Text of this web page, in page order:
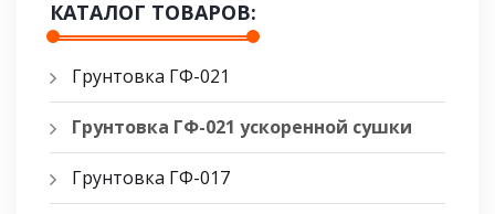
КАТАЛОГ ТОВАРОВ:
Грунтовка ГФ-021
Грунтовка ГФ-021 ускоренной сушки
Грунтовка ГФ-017